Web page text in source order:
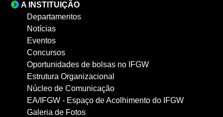
A INSTITUIÇÃO
Departamentos
Notícias
Eventos
Concursos
Oportunidades de bolsas no IFGW
Estrutura Organizacional
Núcleo de Comunicação
EA/IFGW - Espaço de Acolhimento do IFGW
Galeria de Fotos